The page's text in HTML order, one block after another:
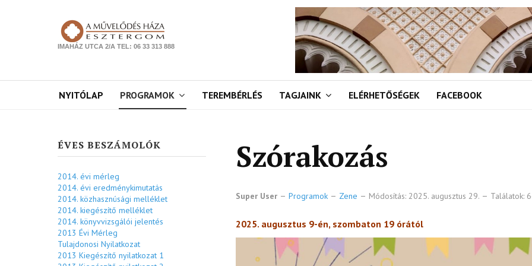
IMAHÁZ UTCA 2/A TEL: 06 33 313 888
NYITÓLAP PROGRAMOK TEREMBÉRLÉS TAGJAINK ELÉRHETŐSÉGEK FACEBOOK
Szórakozás
Super User Programok Zene Módosítás: 2025. augusztus 29. Találatok:
2025. augusztus 9-én, szombaton 19 órától
ÉVES BESZÁMOLÓK
2014. évi mérleg
2014. évi eredménykimutatás
2014. közhasznúsági melléklet
2014. kiegészítő melléklet
2014. könyvvizsgálói jelentés
2013 Évi Mérleg
Tulajdonosi Nyilatkozat
2013 Kiegészítő nyilatkozat 1